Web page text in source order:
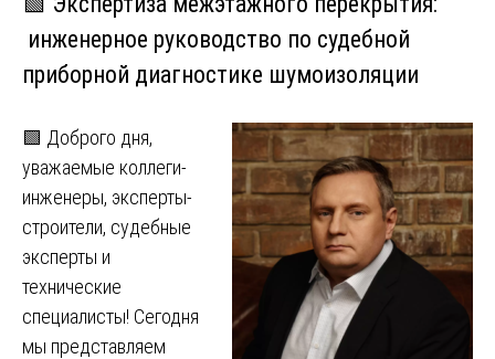
инженерное руководство по судебной
приборной диагностике шумоизоляции
🟩 Доброго дня,
уважаемые коллеги-
инженеры, эксперты-
строители, судебные
эксперты и
технические
специалисты! Сегодня
мы представляем